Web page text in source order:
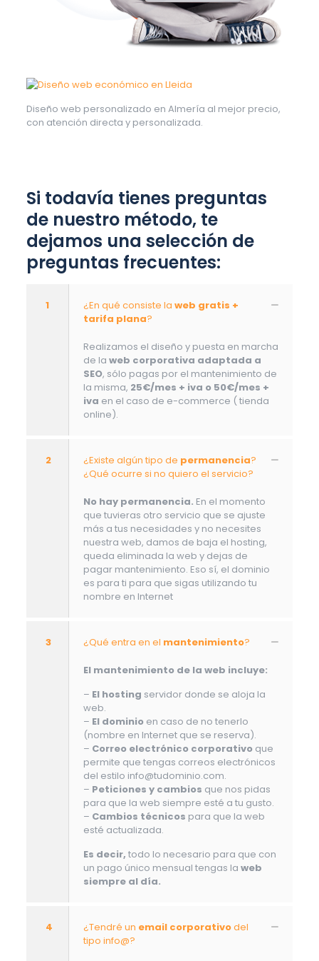
Diseño web personalizado en Almería al mejor precio,
con atención directa y personalizada.
Si todavía tienes preguntas
de nuestro método, te
dejamos una selección de
preguntas frecuentes:
1 ¿En qué consiste la web gratis +
tarifa plana?
Realizamos el diseño y puesta en marcha
de la web corporativa adaptada a
SEO, sólo pagas por el mantenimiento de
la misma, 25€/mes + iva o 50€/mes +
iva en el caso de e-commerce ( tienda
online).
2 ¿Existe algún tipo de permanencia?
¿Qué ocurre si no quiero el servicio?
No hay permanencia. En el momento
que tuvieras otro servicio que se ajuste
más a tus necesidades y no necesites
nuestra web, damos de baja el hosting,
queda eliminada la web y dejas de
pagar mantenimiento. Eso sí, el dominio
es para ti para que sigas utilizando tu
nombre en Internet
3 ¿Qué entra en el mantenimiento?
El mantenimiento de la web incluye:
– El hosting servidor donde se aloja la
web.
– El dominioen caso de no tenerlo
(nombre en Internet que se reserva).
– Correo electrónico corporativoque
permite que tengas correos electrónicos
del estilo info@tudominio.com.
– Peticiones y cambios que nos pidas
para que la web siempre esté a tu gusto.
– Cambios técnicos para que la web
esté actualizada.
Es decir, todo lo necesario para que con
un pago único mensual tengas la web
siempre al día.
4 ¿Tendré un email corporativodel
tipo info@?